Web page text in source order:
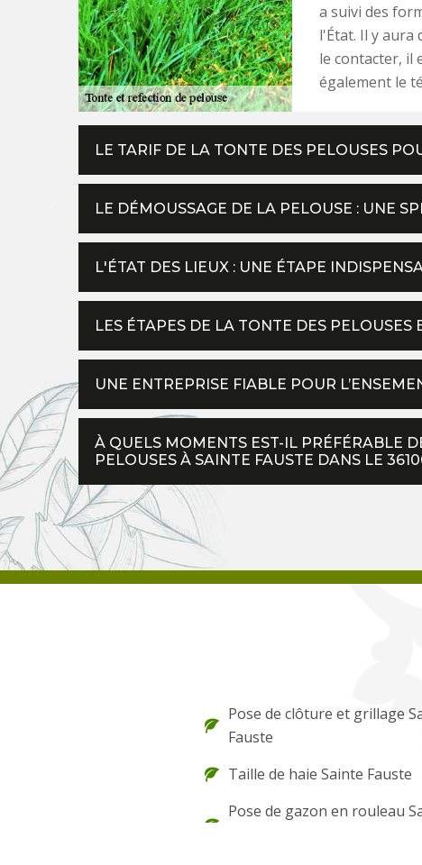
a suivi des
l'État. Il y aura
le contacter, il
également le
LE TARIF DE LA TONTE DES PELOUSES
LE DÉMOUSSAGE DE LA PELOUSE : UNE
L'ÉTAT DES LIEUX : UNE ÉTAPE
LES ÉTAPES DE LA TONTE DES
UNE ENTREPRISE FIABLE POUR
À QUELS MOMENTS EST-IL PRÉFÉRABLE
PELOUSES À SAINTE FAUSTE DANS LE
Pose de clôture et grillage
Fauste
Taille de haie Sainte Fauste
Pose de gazon en rouleau